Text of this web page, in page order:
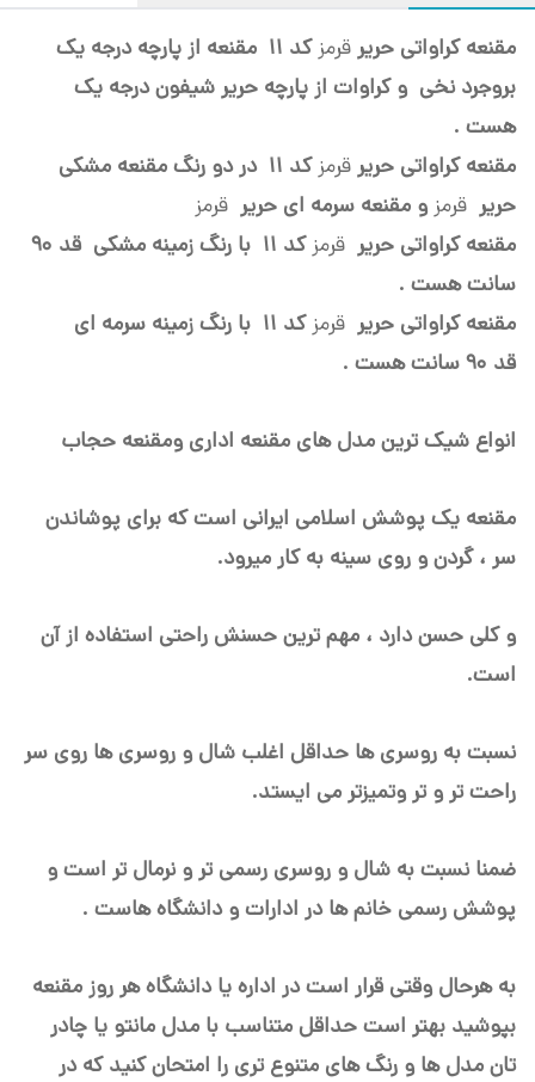
مقنعه کراواتی حریر قرمز کد 11
مقنعه از پارچه درجه یک
بروجرد نخی و کراوات از پارچه حریر شیفون درجه یک
هست .
مقنعه کراواتی حریر قرمز
کد 11 در دو رنگ مقنعه مشکی
حریر قرمز و مقنعه سرمه ای حریر قرمز
مقنعه کراواتی حریر قرمز کد 11 با رنگ زمینه مشکی قد 90
سانت هست .
مقنعه کراواتی حریر قرمز کد 11
با رنگ زمینه سرمه ای
قد
انواع شیک ترین مدل های مقنعه اداری ومقنعه حجاب
مقنعه یک پوشش اسلامی ایرانی است که برای پوشاندن
سر ، گردن و روی سینه به کار میرود.
و کلی حسن دارد ، مهم ترین حسنش راحتی استفاده از آن
است.
نسبت به روسری ها حداقل اغلب شال و روسری ها روی سر
راحت تر و تر وتمیزتر می ایستد.
ضمنا نسبت به شال و روسری رسمی تر و نرمال تر است و
پوشش رسمی خانم ها در ادارات و دانشگاه هاست .
به هرحال وقتی قرار است در اداره یا دانشگاه هر روز مقنعه
بپوشید بهتر است حداقل متناسب با مدل مانتو یا چادر
تان مدل ها و رنگ های متنوع تری را امتحان کنید که در